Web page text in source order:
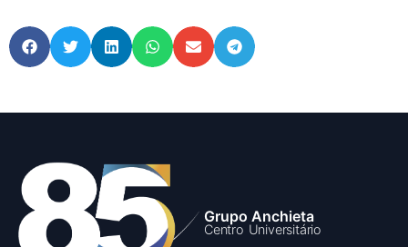
Grupo Anchieta
Centro Universitário